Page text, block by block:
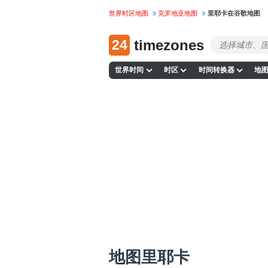
世界时区地图 克罗地亚地图 里耶卡在谷歌地图
24 timezones
世界时间 时区 时间转换器 地图
地图里耶卡